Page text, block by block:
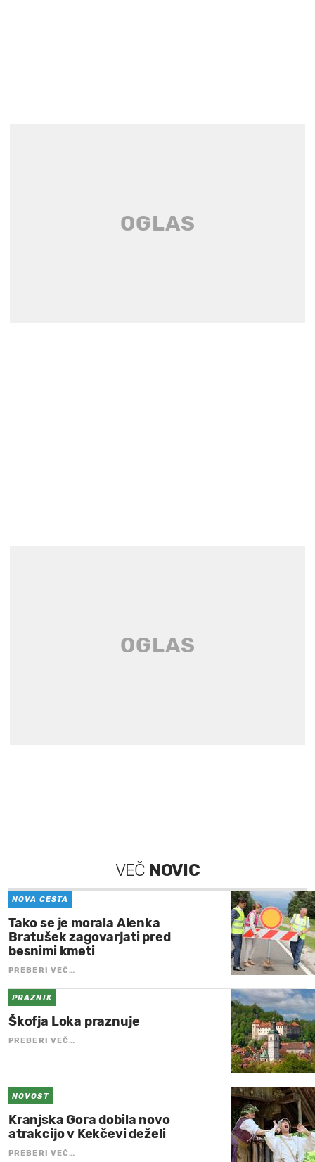
VEČ NOVIC
NOVA CESTA
Tako se je morala Alenka
Bratušek zagovarjati pred
besnimi kmeti
PREBERI VEČ…
PRAZNIK
Škofja Loka praznuje
PREBERI VEČ…
NOVOST
Kranjska Gora dobila novo
atrakcijo v Kekčevi deželi
PREBERI VEČ…